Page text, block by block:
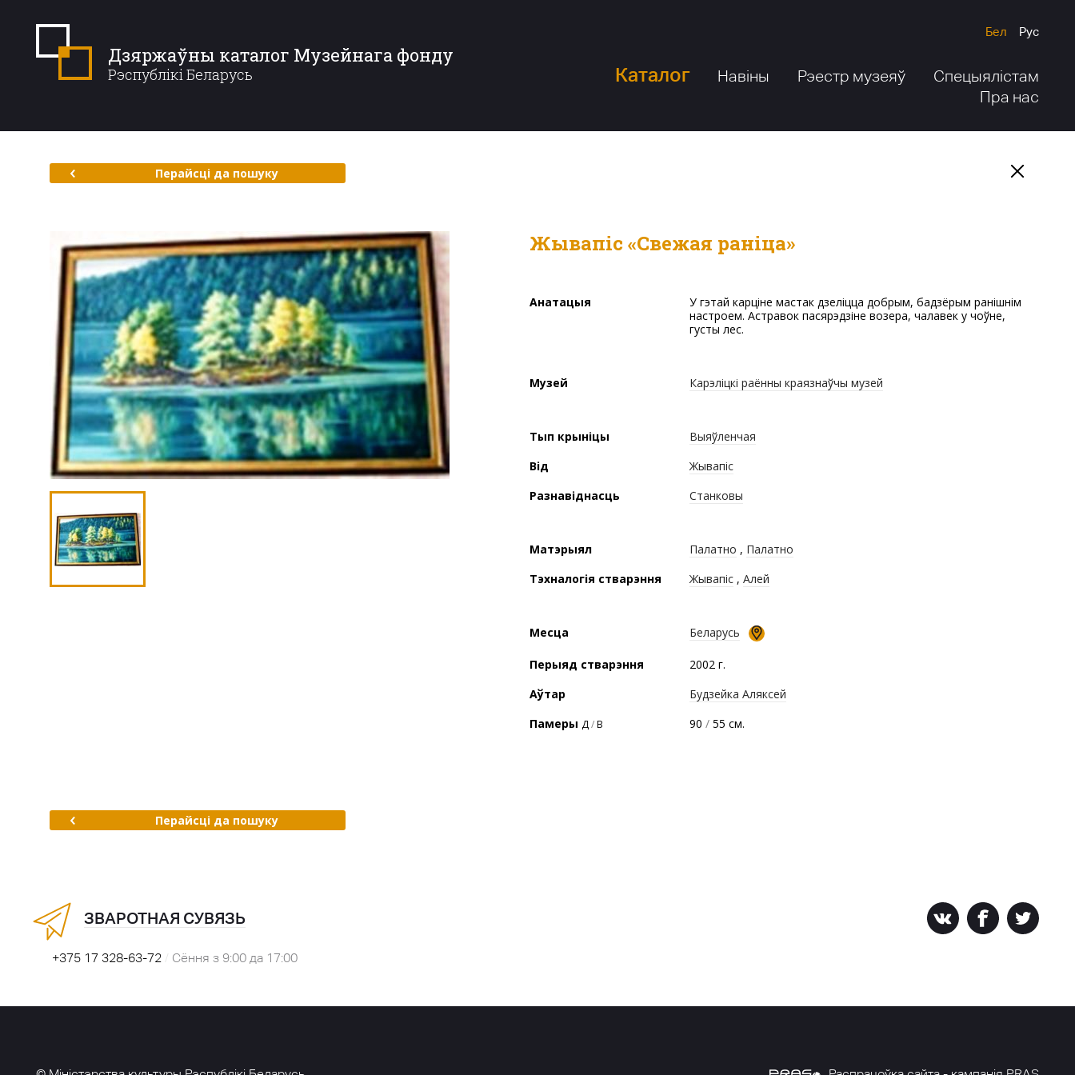
Дзяржаўны каталог Музейнага фонду
Рэспублікі Беларусь
Бел Рус
Каталог Навіны Рэестр музеяў
Спецыялістам
Пра нас
Перайсці да пошуку
Жывапіс «Свежая раніца»
Анатацыя
У гэтай карціне мастак дзеліцца добрым, бадзёрым ранішнім
настроем. Астравок пасярэдзіне возера, чалавек у чоўне,
густы лес.
Музей Карэліцкі раённы краязнаўчы музей
Тып крыніцы
Выяўленчая
Від
Жывапіс
Разнавіднасць
Станковы
Матэрыял Палатно , Палатно
Тэхналогія стварэння
Жывапіс , Алей
Месца Беларусь
Перыяд стварэння
2002 г.
Аўтар
Будзейка Аляксей
Памеры Д/В 90 / 55 см.
Перайсці да пошуку
ЗВАРОТНАЯ СУВЯЗЬ
+375 17 328-63-72 / Сёння з 9:00 да 17:00